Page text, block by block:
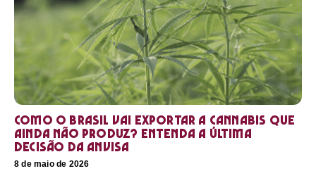
Como o Brasil vai exportar a cannabis que
ainda não produz? Entenda a última
decisão da Anvisa
8 de maio de 2026